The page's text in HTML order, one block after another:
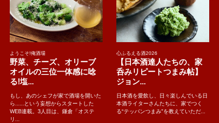
ようこそ!俺酒場
野菜、チーズ、オリーブ
オイルの三位一体感に唸
る!塩...
もし、あのシェフが家で酒場を開いた
ら......という妄想からスタートした
WEB連載。3人目は、鎌倉「オステ
リ...
心ふるえる酒2026
【日本酒達人たちの、家
呑みリピートつまみ帖】
ジョン...
日本酒を愛飲し、日々楽しんでいる日
本酒ライターさんたちに、家でつく
る“テッパンつまみ”を教えていただ...